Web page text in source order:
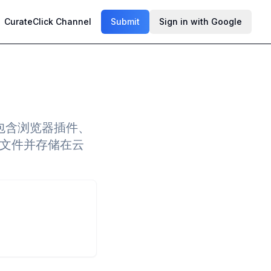
CurateClick Channel Submit Sign in with Google
浏览器插件、
件并存储在云